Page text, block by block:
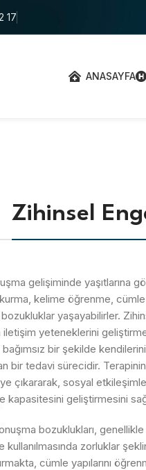
17
ANASAYFA
Zihinsel
gelişiminde yaşıtlarına
kelime öğrenme,
yaşayabilirler.
yeteneklerini
bir şekilde
bir tedavi sürecidir.
çıkararak, sosyal
kapasitesini geliştirmesini
bozuklukları, genellikle
zorluklar
cümle yapılarını